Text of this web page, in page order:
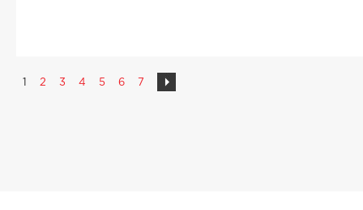
2 3 4 5 6 7